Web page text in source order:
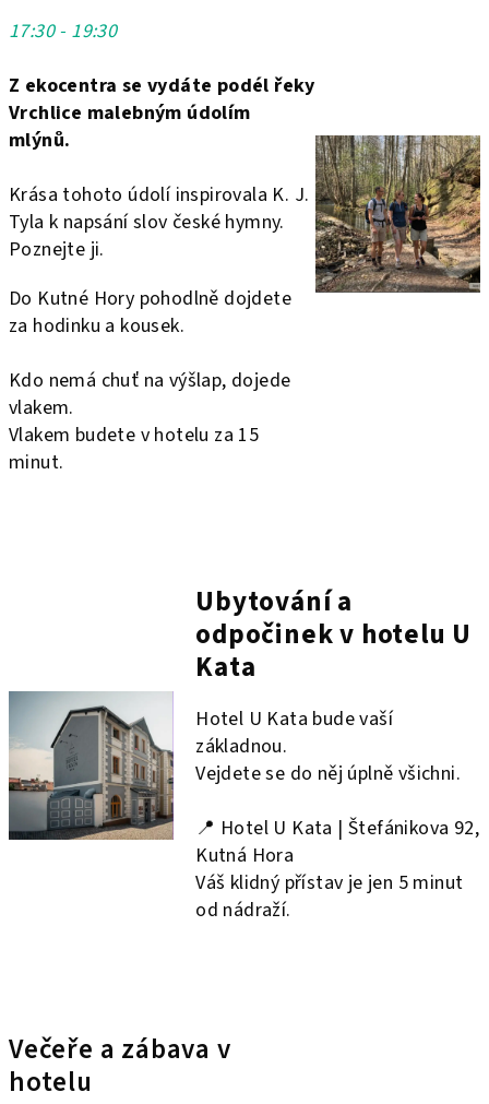
17:30 - 19:30
Z ekocentra se vydáte podél řeky
Vrchlice malebným údolím
mlýnů.
Krása tohoto údolí inspirovala K. J.
Tyla k napsání slov české hymny.
Poznejte ji.
Do Kutné Hory pohodlně dojdete
za hodinku a kousek.
Kdo nemá chuť na výšlap, dojede
vlakem.
Vlakem budete v hotelu za 15
minut.
Ubytování a
odpočinek v hotelu U
Kata
Hotel U Kata bude vaší
základnou.
Vejdete se do něj úplně všichni.
📍 Hotel U Kata | Štefánikova 92,
Kutná Hora
Váš klidný přístav je jen 5 minut
od nádraží.
Večeře a zábava v
hotelu